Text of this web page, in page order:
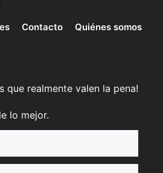
Contacto Quiénes somos
que realmente valen la pena!
lo mejor.